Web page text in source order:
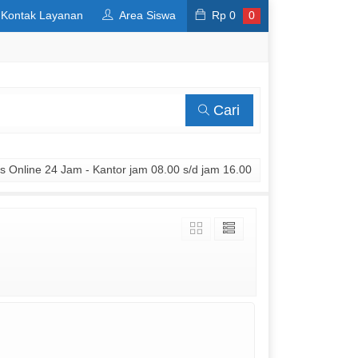
Layanan Area Siswa Rp 0 0
Cari
Online 24 Jam - Kantor jam 08.00 s/d jam 16.00